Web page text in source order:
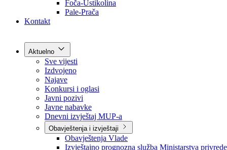
Općine
Kontakt
Aktuelno
Sve vijesti
Izdvojeno
Najave
Konkursi i oglasi
Javni pozivi
Javne nabavke
Dnevni izvještaj MUP-a